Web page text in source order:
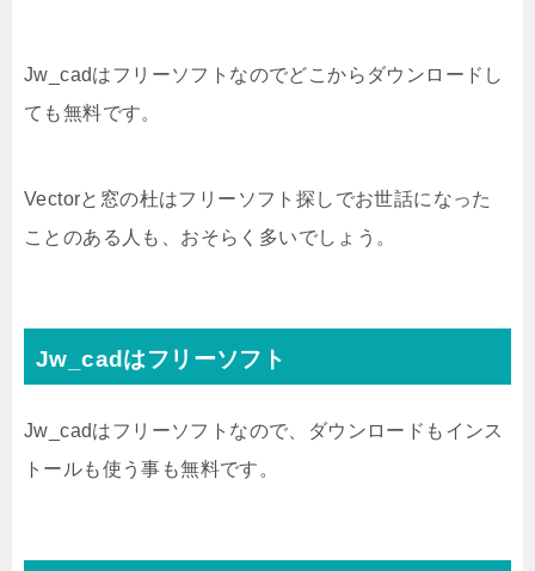
Jw_cadはフリーソフトなのでどこからダウンロードし
ても無料です。
Vectorと窓の杜はフリーソフト探しでお世話になった
ことのある人も、おそらく多いでしょう。
Jw_cadはフリーソフト
Jw_cadはフリーソフトなので、ダウンロードもインス
トールも使う事も無料です。